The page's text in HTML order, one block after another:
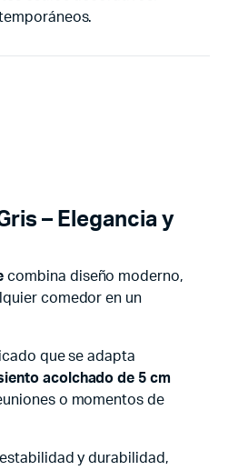
– Elegancia y
combina diseño moderno,
comedor en un
que se adapta
acolchado de 5 cm
o momentos de
y durabilidad,